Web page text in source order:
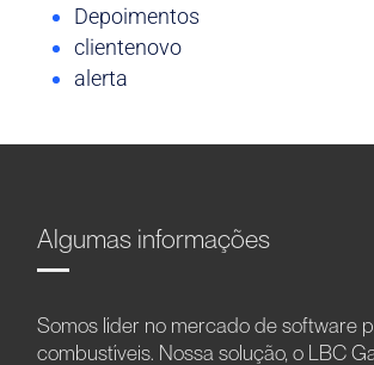
Depoimentos
clientenovo
alerta
Algumas informações
Somos líder no mercado de software
combustíveis. Nossa solução, o LBC